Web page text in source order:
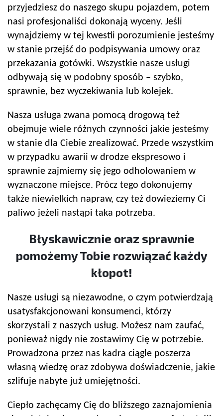
przyjedziesz do naszego skupu pojazdem, potem
nasi profesjonaliści dokonają wyceny. Jeśli
wynajdziemy w tej kwestii porozumienie jesteśmy
w stanie przejść do podpisywania umowy oraz
przekazania gotówki. Wszystkie nasze usługi
odbywają się w podobny sposób – szybko,
sprawnie, bez wyczekiwania lub kolejek.
Nasza usługa zwana pomocą drogową też
obejmuje wiele różnych czynności jakie jesteśmy
w stanie dla Ciebie zrealizować. Przede wszystkim
w przypadku awarii w drodze ekspresowo i
sprawnie zajmiemy się jego odholowaniem w
wyznaczone miejsce. Prócz tego dokonujemy
także niewielkich napraw, czy też dowieziemy Ci
paliwo jeżeli nastąpi taka potrzeba.
Błyskawicznie oraz sprawnie
pomożemy Tobie rozwiązać każdy
kłopot!
Nasze usługi są niezawodne, o czym potwierdzają
usatysfakcjonowani konsumenci, którzy
skorzystali z naszych usług. Możesz nam zaufać,
ponieważ nigdy nie zostawimy Cię w potrzebie.
Prowadzona przez nas kadra ciągle poszerza
własną wiedzę oraz zdobywa doświadczenie, jakie
szlifuje nabyte już umiejętności.
Ciepło zachęcamy Cię do bliższego zaznajomienia